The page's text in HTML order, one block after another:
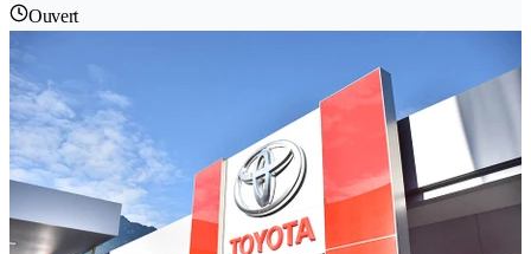
Ouvert